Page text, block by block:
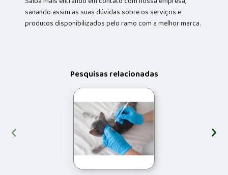
sanando assim as suas dúvidas sobre os serviços e
produtos disponibilizados pelo ramo com a melhor marca.
Pesquisas relacionadas
‹ ›